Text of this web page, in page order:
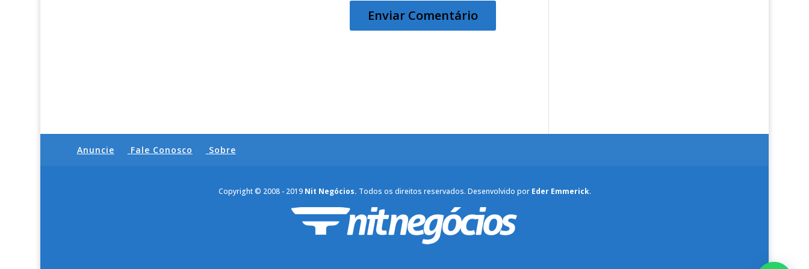
Anuncie Fale Conosco Sobre
Copyright © 2008 - 2019 Nit Negócios. Todos os direitos reservados. Desenvolvido por Eder Emmerick.